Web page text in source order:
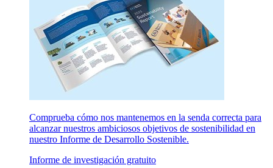
Comprueba cómo nos mantenemos en la senda correcta para
alcanzar nuestros ambiciosos objetivos de sostenibilidad en
nuestro Informe de Desarrollo Sostenible.
Informe de investigación gratuito